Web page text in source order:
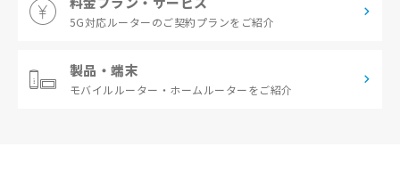
5G対応ルーターのご契約プランをご紹介
製品・端末
モバイルルーター・ ホームルーターをご紹介